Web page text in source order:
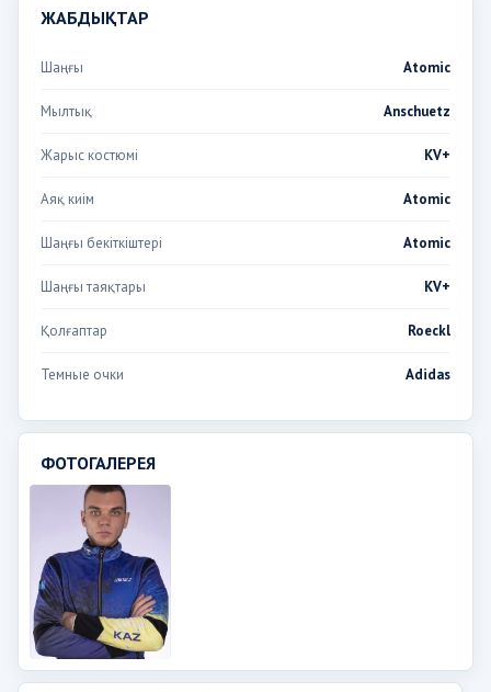
ЖАБДЫҚТАР
Шаңғы Atomic
Мылтық Anschuetz
Жарыс костюмі KV+
Аяқ киім Atomic
Шаңғы бекіткіштері Atomic
Шаңғы таяқтары KV+
Қолғаптар Roeckl
Темные очки Adidas
ФОТОГАЛЕРЕЯ